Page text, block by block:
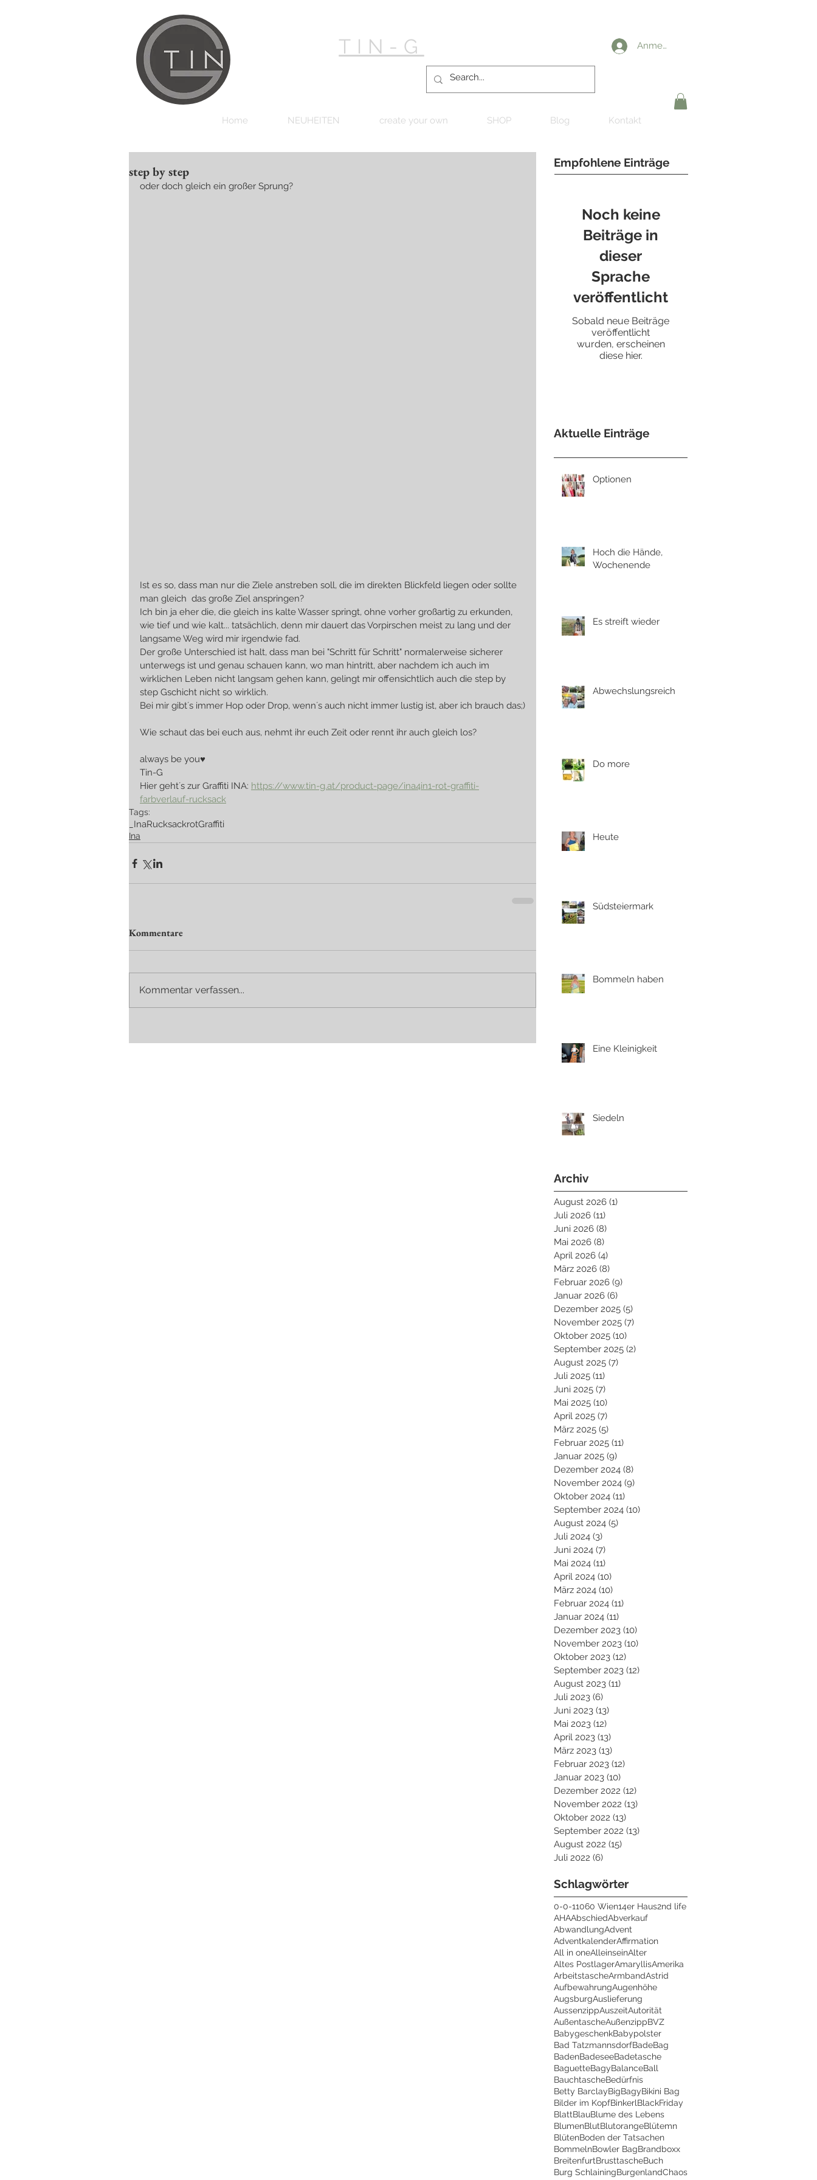
TIN-G Anmelden
Home NEUHEITEN create your own SHOP Blog Kontakt
step by step
oder doch gleich ein großer Sprung?
Ist es so, dass man nur die Ziele anstreben soll, die im direkten Blickfeld liegen oder sollte
man gleich  das große Ziel anspringen?
Ich bin ja eher die, die gleich ins kalte Wasser springt, ohne vorher großartig zu erkunden,
wie tief und wie kalt... tatsächlich, denn mir dauert das Vorpirschen meist zu lang und der
langsame Weg wird mir irgendwie fad.
Der große Unterschied ist halt, dass man bei "Schritt für Schritt" normalerweise sicherer
unterwegs ist und genau schauen kann, wo man hintritt, aber nachdem ich auch im
wirklichen Leben nicht langsam gehen kann, gelingt mir offensichtlich auch die step by
step Gschicht nicht so wirklich.
Bei mir gibt´s immer Hop oder Drop, wenn´s auch nicht immer lustig ist, aber ich brauch das;)
Wie schaut das bei euch aus, nehmt ihr euch Zeit oder rennt ihr auch gleich los?
always be you♥
Tin-G
Hier geht´s zur Graffiti INA: https://www.tin-g.at/product-page/ina4in1-rot-graffiti-
farbverlauf-rucksack
Tags:
_InaRucksackrotGraffiti
Ina
Kommentare
Kommentar verfassen...
Empfohlene Einträge
Noch keine
Beiträge in
dieser
Sprache
veröffentlicht
Sobald neue Beiträge
veröffentlicht
wurden, erscheinen
diese hier.
Aktuelle Einträge
Optionen
Hoch die Hände,
Wochenende
Es streift wieder
Abwechslungsreich
Do more
Heute
Südsteiermark
Bommeln haben
Eine Kleinigkeit
Siedeln
Archiv
August 2026 (1)
Juli 2026 (11)
Juni 2026 (8)
Mai 2026 (8)
April 2026 (4)
März 2026 (8)
Februar 2026 (9)
Januar 2026 (6)
Dezember 2025 (5)
November 2025 (7)
Oktober 2025 (10)
September 2025 (2)
August 2025 (7)
Juli 2025 (11)
Juni 2025 (7)
Mai 2025 (10)
April 2025 (7)
März 2025 (5)
Februar 2025 (11)
Januar 2025 (9)
Dezember 2024 (8)
November 2024 (9)
Oktober 2024 (11)
September 2024 (10)
August 2024 (5)
Juli 2024 (3)
Juni 2024 (7)
Mai 2024 (11)
April 2024 (10)
März 2024 (10)
Februar 2024 (11)
Januar 2024 (11)
Dezember 2023 (10)
November 2023 (10)
Oktober 2023 (12)
September 2023 (12)
August 2023 (11)
Juli 2023 (6)
Juni 2023 (13)
Mai 2023 (12)
April 2023 (13)
März 2023 (13)
Februar 2023 (12)
Januar 2023 (10)
Dezember 2022 (12)
November 2022 (13)
Oktober 2022 (13)
September 2022 (13)
August 2022 (15)
Juli 2022 (6)
Schlagwörter
0-0-11060 Wien14er Haus2nd life
AHAAbschiedAbverkauf
AbwandlungAdvent
AdventkalenderAffirmation
All in oneAlleinseinAlter
Altes PostlagerAmaryllisAmerika
ArbeitstascheArmbandAstrid
AufbewahrungAugenhöhe
AugsburgAuslieferung
AussenzippAuszeitAutorität
AußentascheAußenzippBVZ
BabygeschenkBabypolster
Bad TatzmannsdorfBadeBag
BadenBadeseeBadetasche
BaguetteBagyBalanceBall
BauchtascheBedürfnis
Betty BarclayBigBagyBikini Bag
Bilder im KopfBinkerlBlackFriday
BlattBlauBlume des Lebens
BlumenBlutBlutorangeBlütemn
BlütenBoden der Tatsachen
BommelnBowler BagBrandboxx
BreitenfurtBrusttascheBuch
Burg SchlainingBurgenlandChaos